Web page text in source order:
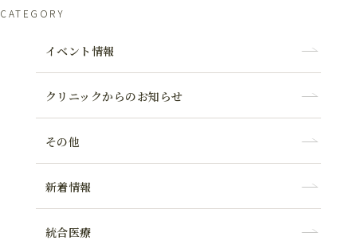
CATEGORY
イベント情報
クリニックからのお知らせ
その他
新着情報
統合医療